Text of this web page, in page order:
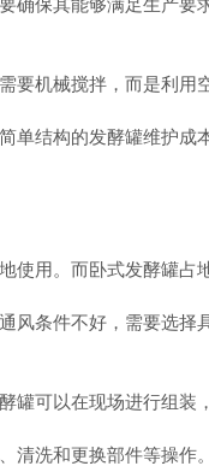
确保其能够满足生产要
要机械搅拌，而是利用
单结构的发酵罐维护成
使用。而卧式发酵罐占
风条件不好，需要选择
罐可以在现场进行组装
清洗和更换部件等操作